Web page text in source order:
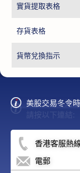
實貨提取表格
存貨表格
貨幣兌換指示
美股交易冬令
由即日起，港
請按以下連結:
香港客服熱
電郵